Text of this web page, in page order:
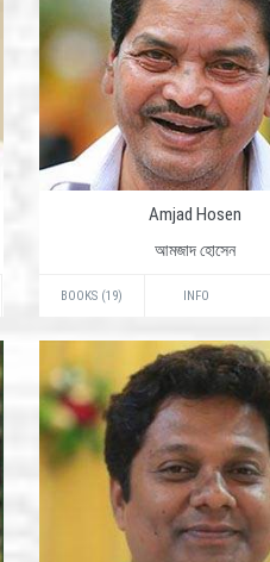
Amjad Hosen
আমজাদ হোসেন
BOOKS (19) INFO